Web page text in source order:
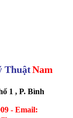
ThuậtNam
1 , P. Bình
- Email: